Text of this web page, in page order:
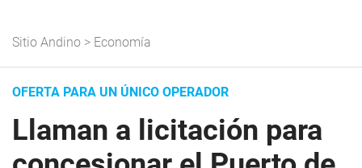
Sitio Andino > Economía
OFERTA PARA UN ÚNICO OPERADOR
Llaman a licitación para